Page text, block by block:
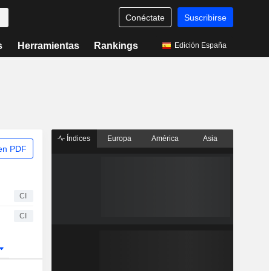
Conéctate Suscribirse
Herramientas Rankings Edición España
PDF
CI
CI
Índices Europa América Asia